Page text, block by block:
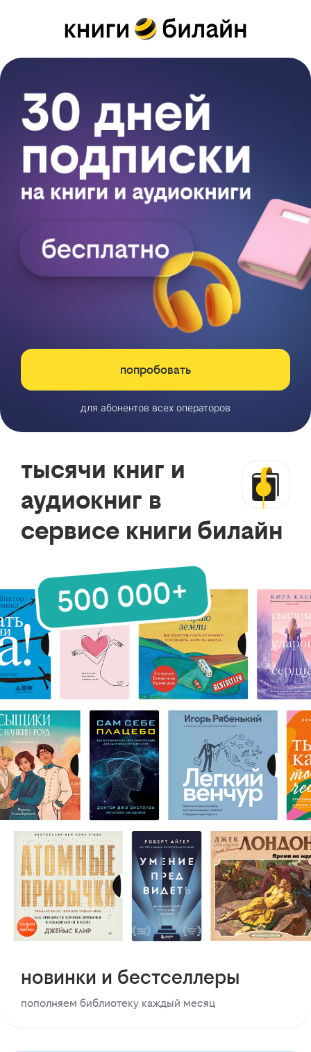
попробовать
для абонентов всех операторов
тысячи книг и
аудиокниг в
сервисе книги билайн
новинки и бестселлеры
пополняем библиотеку каждый месяц